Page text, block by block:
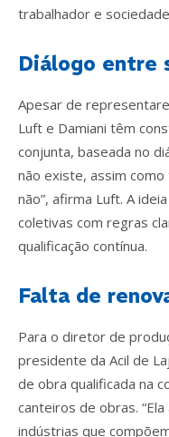
trabalhador e
Diálogo entre
Apesar de
Luft e Damiani têm
conjunta, baseada no
não existe, assim
não”, afirma Luft. A
coletivas com regras
qualificação contínua.
Falta de
Para o diretor de
presidente da Acil de
de obra qualificada na
canteiros de obras.
indústrias que